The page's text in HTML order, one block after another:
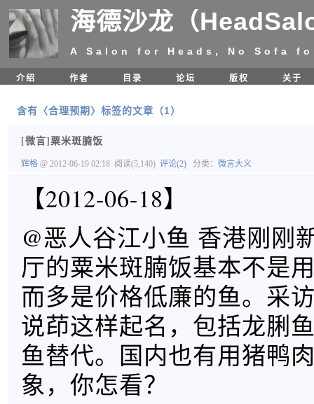
海德沙龙（
A Salon for Heads, No Sofa
介绍 作者 目录 论坛 版权 关于
含有〈合理预期〉标签的文章（1）
[微言]粟米斑腩饭
辉格 @ 2012-06-19 02:18 阅读(5,140) 评论(2) 分类： 微言大义
【2012-06-18】
@恶人谷江小鱼 香港刚刚
厅的粟米斑腩饭基本不是
而多是价格低廉的鱼。采
说茚这样起名，包括龙脷
鱼替代。国内也有用猪鸭
象，你怎看？